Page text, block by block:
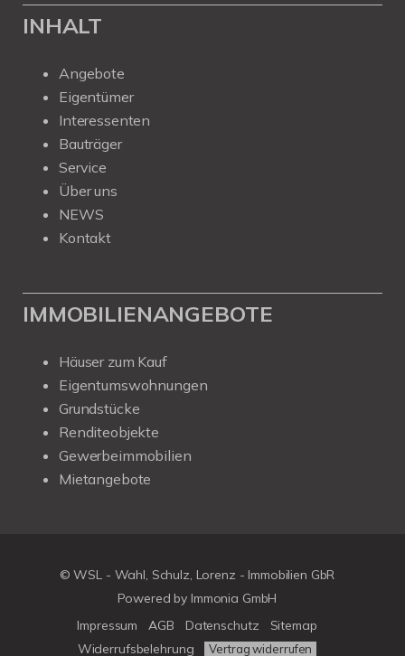
INHALT
Angebote
Eigentümer
Interessenten
Bauträger
Service
Über uns
NEWS
Kontakt
IMMOBILIENANGEBOTE
Häuser zum Kauf
Eigentumswohnungen
Grundstücke
Renditeobjekte
Gewerbeimmobilien
Mietangebote
© WSL - Wahl, Schulz, Lorenz - Immobilien GbR
Powered by Immonia GmbH
Impressum
AGB Datenschutz
Sitemap
Widerrufsbelehrung
Vertrag widerrufen